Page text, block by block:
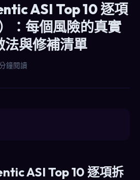
ASI Top 10 逐項
：每個風險的真實
法與修補清單
鐘閱讀
ASI Top 10 逐項拆